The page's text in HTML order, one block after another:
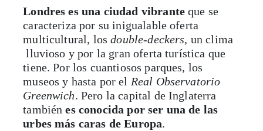
Londres es una ciudad vibrante que se
caracteriza por su inigualable oferta
multicultural, losdouble-deckers, un clima
lluvioso y por la gran oferta turística que
tiene. Por los cuantiosos parques, los
museos y hasta por el Real Observatorio
Greenwich. Pero la capital de Inglaterra
tambiénes conocida por ser una de las
urbes más caras de Europa.